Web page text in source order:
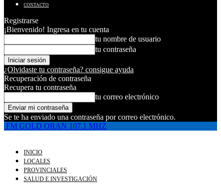
CONTACTO
Registrarse
¡Bienvenido! Ingresa en tu cuenta
tu nombre de usuario
tu contraseña
¿Olvidaste tu contraseña? consigue ayuda
Recuperación de contraseña
Recupera tu contraseña
tu correo electrónico
Se te ha enviado una contraseña por correo electrónico.
FM GOLD ORAN 107.1 MHZ
INICIO
LOCALES
PROVINCIALES
SALUD E INVESTIGACIÓN